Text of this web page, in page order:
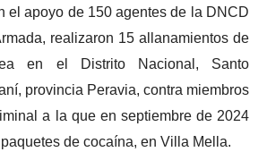
el apoyo de 150 agentes de la DNCD
realizaron 15 allanamientos de
en el Distrito Nacional, Santo
provincia Peravia, contra miembros
a la que en septiembre de 2024
de cocaína, en Villa Mella.